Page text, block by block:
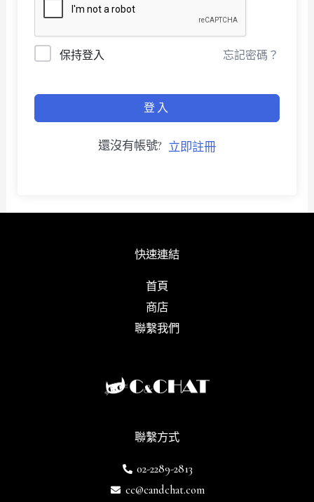
保持登入 忘記密碼？
登入
還沒有帳號? 立即註冊
聯繫方式
02-2289-2813
cc@candchat.com
快速連結
首頁
商店
聯繫我們